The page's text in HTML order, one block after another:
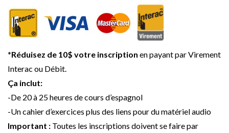
*Réduisez de 10$ votre inscription en payant par Virement
Interac ou Débit.
Ça inclut:
-De 20 à 25 heures de cours d’espagnol
-Un cahier d’exercices plus des liens pour du matériel audio
Important : Toutes les inscriptions doivent se faire par